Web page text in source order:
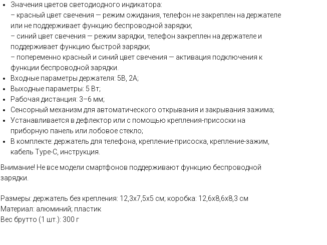
Значения цветов светодиодного индикатора:
– красный цвет свечения — режим ожидания, телефон не закреплен на держателе
или не поддерживает функцию беспроводной зарядки;
– синий цвет свечения — режим зарядки, телефон закреплен на держателе и
поддерживает функцию быстрой зарядки;
– попеременно красный и синий цвет свечения — активация подключения к
функции беспроводной зарядки.
Входные параметры держателя: 5B, 2A;
Выходные параметры: 5 Вт;
Рабочая дистанция: 3–6 мм;
Сенсорный механизм для автоматического открывания и закрывания зажима;
Устанавливается в дефлектор или с помощью крепления-присоски на
приборную панель или лобовое стекло;
В комплекте: держатель для телефона, крепление-присоска, крепление-зажим,
кабель Type-С, инструкция.
Внимание! Не все модели смартфонов поддерживают функцию беспроводной
зарядки.
Размеры: держатель без крепления: 12,3х7,5х5 см; коробка: 12,6х8,6х8,3 см
Материал: алюминий; пластик
Вес брутто (1 шт.): 300 г